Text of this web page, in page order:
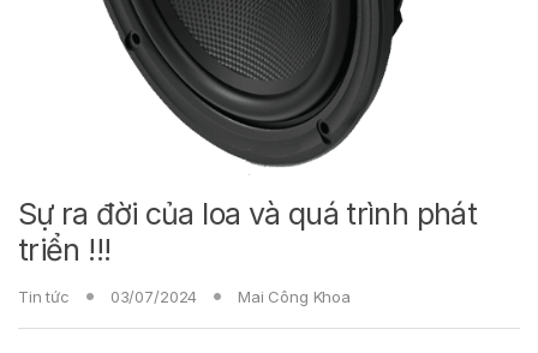
Sự ra đời của loa và quá trình phát
triển !!!
Tin tức 03/07/2024 Mai Công Khoa